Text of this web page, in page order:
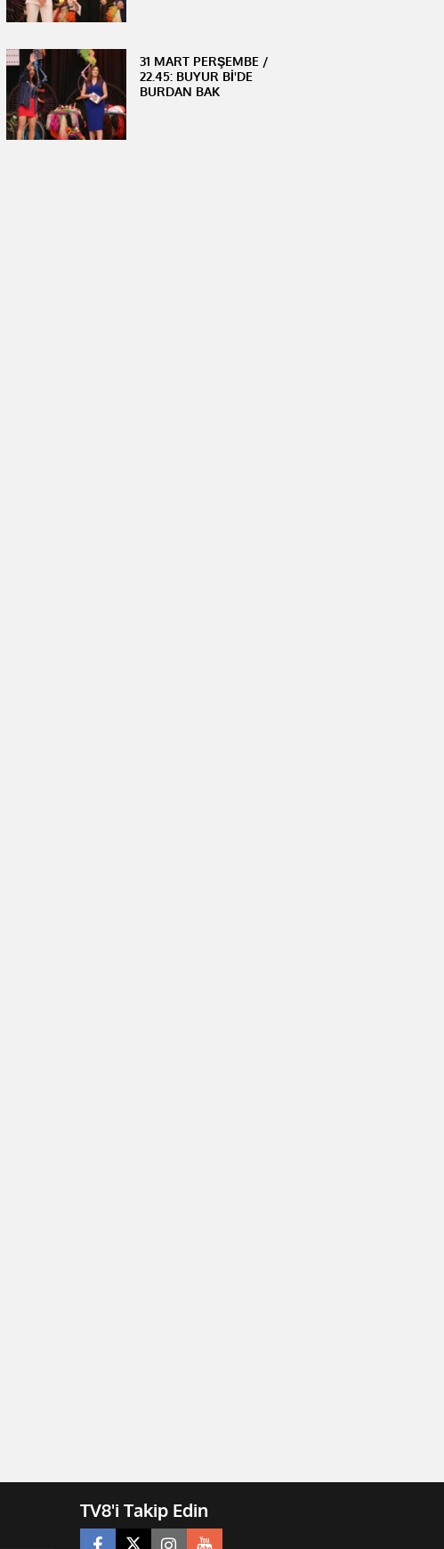
31 MART PERŞEMBE /
22.45: BUYUR Bİ'DE
BURDAN BAK
TV8'i Takip Edin